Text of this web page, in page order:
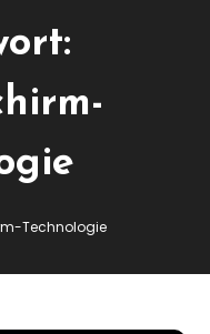
Technologie